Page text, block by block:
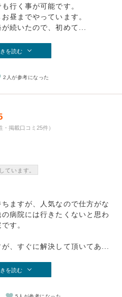
行く事が可能です。
昼までやっています。
続いたので、初めて...
を読む
2人が参考になった
掲載口コミ25件）
ています。
ますが、人気なので仕方がな
病院には行きたくないと思わ
す。
、すぐに解決して頂いてあ...
を読む